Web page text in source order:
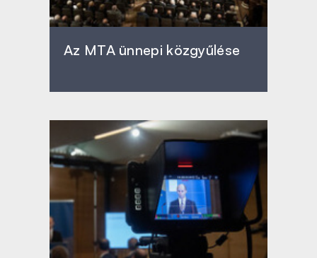
Az MTA ünnepi közgyűlése